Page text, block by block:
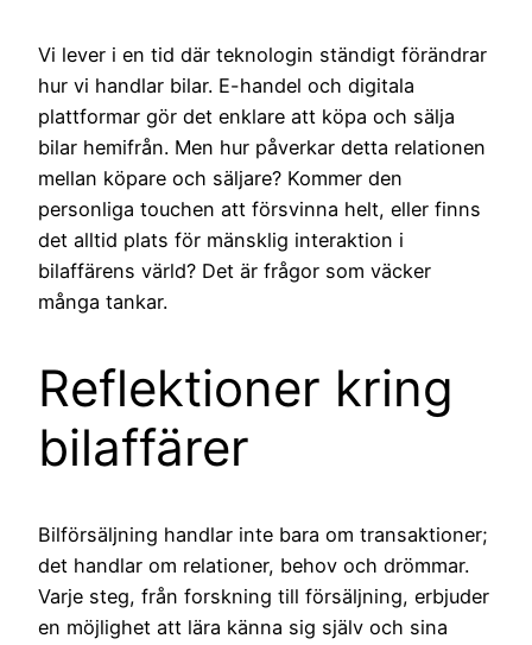
Vi lever i en tid där teknologin ständigt förändrar
hur vi handlar bilar. E-handel och digitala
plattformar gör det enklare att köpa och sälja
bilar hemifrån. Men hur påverkar detta relationen
mellan köpare och säljare? Kommer den
personliga touchen att försvinna helt, eller finns
det alltid plats för mänsklig interaktion i
bilaffärens värld? Det är frågor som väcker
många tankar.
Reflektioner kring
bilaffärer
Bilförsäljning handlar inte bara om transaktioner;
det handlar om relationer, behov och drömmar.
Varje steg, från forskning till försäljning, erbjuder
en möjlighet att lära känna sig själv och sina